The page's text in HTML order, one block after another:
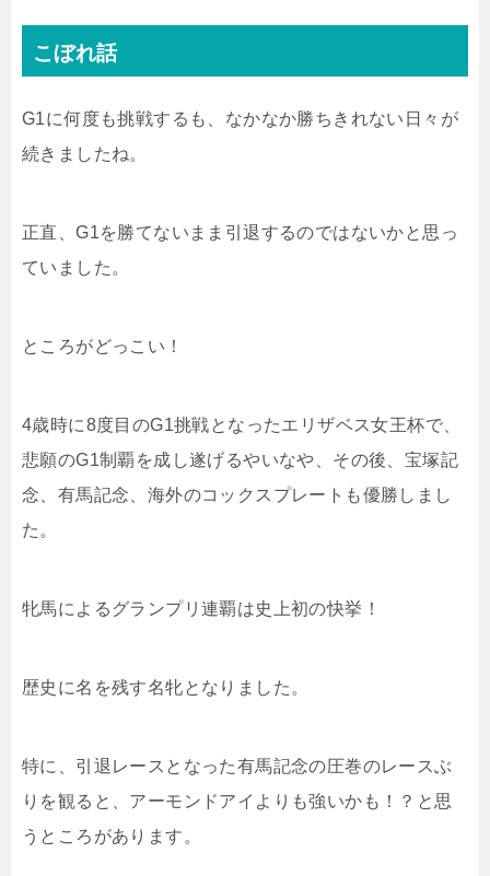
こぼれ話
G1に何度も挑戦するも、なかなか勝ちきれない日々が
続きましたね。
正直、G1を勝てないまま引退するのではないかと思っ
ていました。
ところがどっこい！
4歳時に8度目のG1挑戦となったエリザベス女王杯で、
悲願のG1制覇を成し遂げるやいなや、その後、宝塚記
念、有馬記念、海外のコックスプレートも優勝しまし
た。
牝馬によるグランプリ連覇は史上初の快挙！
歴史に名を残す名牝となりました。
特に、引退レースとなった有馬記念の圧巻のレースぶ
りを観ると、アーモンドアイよりも強いかも！？と思
うところがあります。